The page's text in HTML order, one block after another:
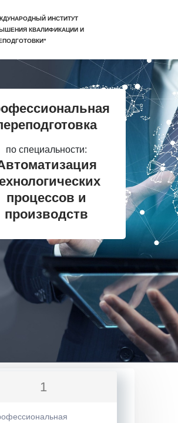
ИНСТИТУТ
КВАЛИФИКАЦИИ И
по специальности:
процессов и
производств
1